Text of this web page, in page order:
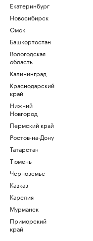
Екатеринбург
Новосибирск
Омск
Башкортостан
Вологодская
область
Калининград
Краснодарский
край
Нижний
Новгород
Пермский край
Ростов-на-Дону
Татарстан
Тюмень
Черноземье
Кавказ
Карелия
Мурманск
Приморский
край